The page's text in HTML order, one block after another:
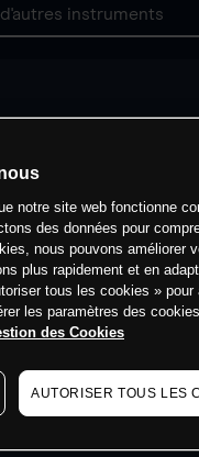
notre site web fonctionne
des données pour
nous pouvons améliorer
plus rapidement et en
tous les cookies » pour
les paramètres des
des Cookies
AUTORISER TOUS LES